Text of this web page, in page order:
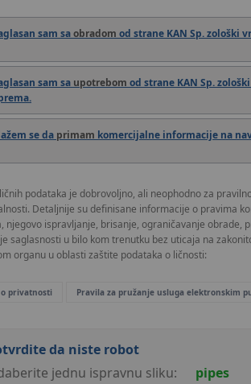
sam saobradom od strane KAN Sp. zološki
sam sa upotrebom od strane KAN Sp.
se da primam komercijalne informacije na
podataka je dobrovoljno, ali neophodno za
Detaljnije su definisane informacije o pravima
njegovo ispravljanje, brisanje, ograničavanje obrade,
saglasnosti u bilo kom trenutku bez uticaja na
organu u oblasti zaštite podataka o ličnosti:
privatnosti Pravila za pružanje usluga elektronskim
da niste robot
jednu ispravnu sliku:
pipes